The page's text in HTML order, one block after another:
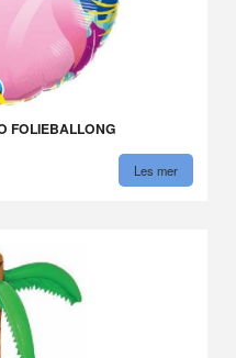
FOLIEBALLONG
Les mer